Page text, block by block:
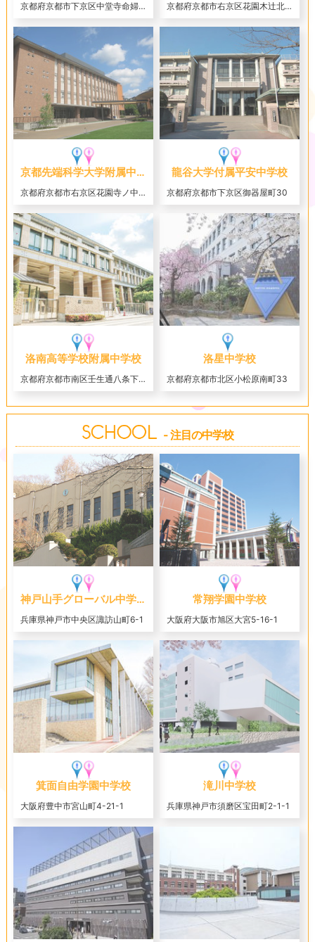
京都府京都市下京区中堂寺命婦町1-10 京都府京都市右京区花園木辻北町1
京都先端科学大学附属中学校
京都府京都市右京区花園寺ノ中町８
龍谷大学付属平安中学校
京都府京都市下京区御器屋町30
洛南高等学校附属中学校
京都府京都市南区壬生通八条下る東寺町559
洛星中学校
京都府京都市北区小松原南町33
- 注目の中学校
神戸山手グローバル中学校
兵庫県神戸市中央区諏訪山町6-1
常翔学園中学校
大阪府大阪市旭区大宮5-16-1
箕面自由学園中学校
大阪府豊中市宮山町4-21-1
滝川中学校
兵庫県神戸市須磨区宝田町2-1-1